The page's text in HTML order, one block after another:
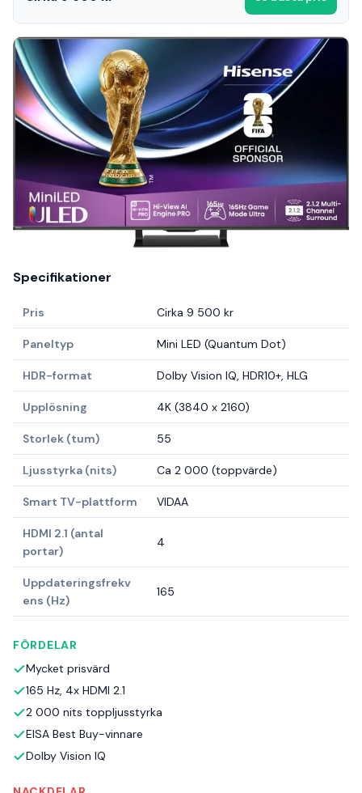
Specifikationer
Pris Cirka 9 500 kr
Paneltyp Mini LED (Quantum Dot)
HDR-format Dolby Vision IQ, HDR10+, HLG
Upplösning 4K (3840 x 2160)
Storlek (tum) 55
Ljusstyrka (nits) Ca 2 000 (toppvärde)
Smart TV-plattform VIDAA
HDMI 2.1 (antal
portar)
4
Uppdateringsfrekv
ens (Hz)
165
FÖRDELAR
Mycket prisvärd
165 Hz, 4x HDMI 2.1
2 000 nits toppljusstyrka
EISA Best Buy-vinnare
Dolby Vision IQ